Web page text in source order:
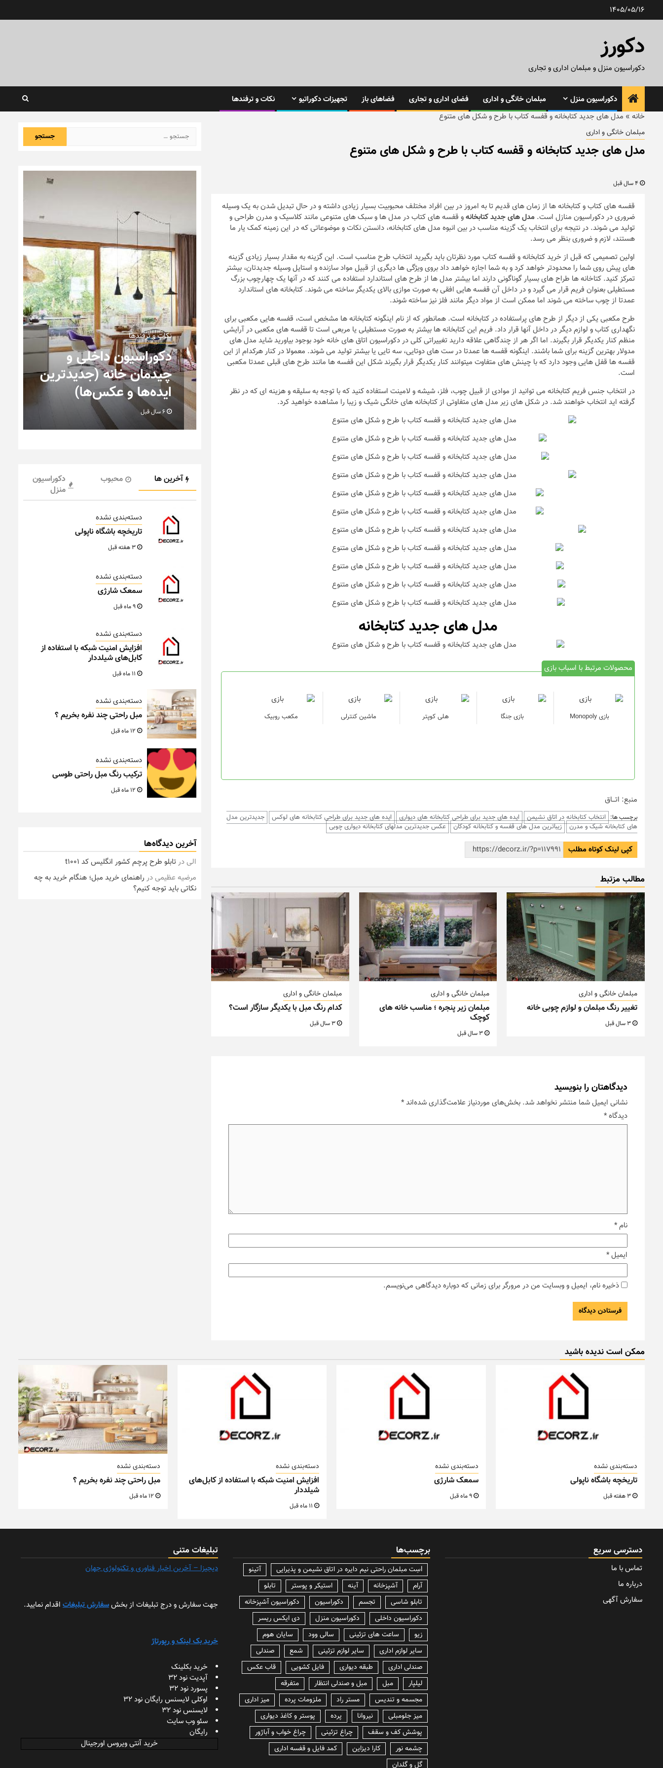
1405/05/16
دکورز
دکوراسیون منزل و مبلمان اداری و تجاری
دکوراسیون منزل مبلمان خانگی و اداری فضای اداری و تجاری فضاهای باز تجهیزات دکوراتیو
نکات و ترفندها
خانه » مدل های جدید کتابخانه و قفسه کتاب با طرح و شکل های متنوع
مبلمان خانگی و اداری
مدل های جدید کتابخانه و قفسه کتاب با طرح و شکل های متنوع
قفسه های کتاب و کتابخانه ها از زمان های قدیم تا به امروز در بین افراد مختلف محبوبیت بسیار زیادی داشته و در حال تبدیل شدن به یک وسیله
ضروری در دکوراسیون منازل است. مدل های جدید کتابخانهو قفسه های کتاب در مدل ها و سبک های متنوعی مانند کلاسیک و مدرن طراحی و
تولید می شوند. در نتیجه برای انتخاب یک گزینه مناسب در بین انبوه مدل های کتابخانه، دانستن نکات و موضوعاتی که در این زمینه کمک یار ما
هستند، لازم و ضروری بنظر می رسد.
اولین تصمیمی که قبل از خرید کتابخانه و قفسه کتاب مورد نظرتان باید بگیرید انتخاب طرح مناسب است. این گزینه به مقدار بسیار زیادی گزینه
های پیش روی شما را محدودتر خواهد کرد و به شما اجازه خواهد داد بروی ویژگی ها دیگری از قبیل مواد سازنده و استایل وسیله جدیدتان، بیشتر
تمرکز کنید. کتاخانه ها طراح های بسیار گوناگونی دارند اما بیشتر مدل ها از طرح های استاندارد استفاده می کنند که در آنها یک چهارچوب بزرگ
مستطیلی بعنوان فریم قرار می گیرد و در داخل آن قفسه هایی افقی به صورت موازی بالای یکدیگر ساخته می شوند. کتابخانه های استاندارد
عمدتا از چوب ساخته می شوند اما ممکن است از مواد دیگر مانند فلز نیز ساخته شوند.
طرح مکعبی یکی از دیگر از طرح های پراستفاده در کتابخانه است. همانطور که از نام اینگونه کتابخانه ها مشخص است، قفسه هایی مکعبی برای
نگهداری کتاب و لوازم دیگر در داخل آنها قرار داد. فریم این کتابخانه ها بیشتر به صورت مستطیلی یا مربعی است تا قفسه های مکعبی در آرایشی
منظم کنار یکدیگر قرار بگیرند. اما اگر هر از چندگاهی علاقه دارید تغییراتی کلی در دکوراسیون اتاق های خانه خود بوجود بیاورید شاید مدل های
مدولار بهترین گزینه برای شما باشند. اینگونه قفسه ها عمدتا در ست های دوتایی، سه تایی یا بیشتر تولید می شوند. معمولا در کنار هرکدام از این
قفسه ها قفل هایی وجود دارد که با چینش های متفاوت میتوانند کنار یکدیگر قرار بگیرند شکل این قفسه ها مانند طرح های قبلی عمدتا مکعبی
است.
در انتخاب جنس فریم کتابخانه می توانید از موادی از قبیل چوب، فلز، شیشه و لامینت استفاده کنید که با توجه به سلیقه و هزینه ای که در نظر
گرفته اید انتخاب خواهند شد. در شکل های زیر مدل های متفاوتی از کتابخانه های خانگی شیک و زیبا را مشاهده خواهید کرد.
مدل های جدید کتابخانه
محصولات مرتبط با اسباب بازی
بازی Monopoly بازی جنگا هلی کوپتر ماشین کنترلی مکعب روبیک
منبع: اتـــاق
برچسب ها: انتخاب کتابخانه در اتاق نشیمن ایده های جدید برای طراحی کتابخانه های دیواری ایده های جدید برای طراحی کتابخانه های لوکس
جدیدترین مدل
های کتابخانه شیک و مدرن
زیباترین مدل های قفسه و کتابخانه کودکان عکس جدیدترین مدلهای کتابخانه دیواری چوبی
کپی لینک کوتاه مطلب
مطالب مزتبط
مبلمان خانگی و اداری
تغییر رنگ مبلمان و لوازم چوبی خانه
مبلمان خانگی و اداری
مبلمان زیر پنجره ؛ مناسب خانه های
کوچک
3 سال قبل
مبلمان خانگی و اداری
کدام رنگ مبل با یکدیگر سازگار است؟
3 سال قبل
دیدگاهتان را بنویسید
نشانی ایمیل شما منتشر نخواهد شد. بخش‌های موردنیاز علامت‌گذاری شده‌اند*
دیدگاه*
نام*
ایمیل*
ذخیره نام، ایمیل و وبسایت من در مرورگر برای زمانی که دوباره دیدگاهی می‌نویسم.
جستجو
برای:
که باید به هنگام
خانه عروس بدانیم
نکات و ترفندها
رویایی خاص و متفاوت
نکات و ترفندها
های ایرانی
نکات و ترفندها
دکوراسیون داخلی و
چیدمان خانه (جدیدترین
ایده‌ها و عکس‌ها)
آخرین ها محبوب
دکوراسیون
منزل
دسته‌بندی نشده
تاریخچه باشگاه ناپولی
دسته‌بندی نشده
سمعک شارژی
دسته‌بندی نشده
افزایش امنیت شبکه با استفاده از
کابل‌های شیلددار
دسته‌بندی نشده
مبل راحتی چند نفره بخریم ؟
دسته‌بندی نشده
ترکیب رنگ مبل راحتی طوسی
آخرین دیدگاه‌ها
الیدرتابلو طرح پرچم کشور انگلیس کد t1001
مرضیه عظیمیدر راهنمای خرید مبل؛ هنگام خرید به چه
نکاتی باید توجه کنیم؟
ممکن است ندیده باشید
دسته‌بندی نشده
تاریخچه باشگاه ناپولی
دسته‌بندی نشده
سمعک شارژی
9 ماه قبل
دسته‌بندی نشده
افزایش امنیت شبکه با استفاده از کابل‌های
شیلددار
دسته‌بندی نشده
مبل راحتی چند نفره بخریم ؟
دسترسی سریع
تماس با ما
درباره ما
سفارش آگهی
برچسب‌ها
lسِت مبلمان راحتی نیم دایره در اتاق نشیمن و پذیرایی
آتینو
آرام
آشپزخانه آینه استیکر و پوستر
تابلو
تابلو شاسی
تجسم دکوراسیون
دکوراسیون آشپزخانه
دکوراسیون داخلی
دکوراسیون منزل
دی ایکس ریسر
زیو
ساعت های تزئینی سالی وود
سایان هوم
سایر لوازم اداری
سایر لوازم تزئینی شمع
صندلی
صندلی اداری
طبقه دیواری فایل کشویی
قاب عکس
لیلپار
مبل مبل و صندلی انتظار
متفرقه
مجسمه و تندیس
مستر راد ملزومات پرده
میز اداری
میز جلومبلی
نیروانا پرده
پوستر و کاغذ دیواری
پوشش کف و سقف
چراغ تزئینی
چراغ خواب و آباژور
چشمه نور
کارا دیزاین
کمد فایل و قفسه اداری
گل و گلدان
تبلیغات متنی
دیجیزا – آخرین اخبار فناوری و تکنولوژی جهان
جهت سفارش و درج تبلیغات از بخشسفارش تبلیغات اقدام نمایید.
خرید بک لینک و رپورتاژ
خرید بکلینک
آپدیت نود 32
پسورد نود 32
اوکلی لایسنس رایگان نود 32
لایسنس نود 32
سئو وب سایت
رایگان
خرید آنتی ویروس اورجینال